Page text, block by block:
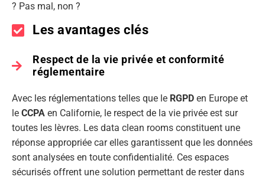
? Pas mal, non ?
Les avantages clés
Respect de la vie privée et conformité
réglementaire
Avec les réglementations telles que le RGPD en Europe et
le CCPA en Californie, le respect de la vie privée est sur
toutes les lèvres. Les data clean rooms constituent une
réponse appropriée car elles garantissent que les données
sont analysées en toute confidentialité. Ces espaces
sécurisés offrent une solution permettant de rester dans